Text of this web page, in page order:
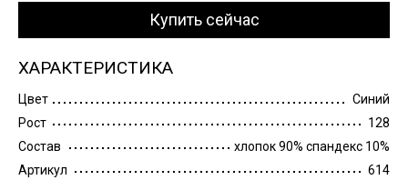
Купить сейчас
ХАРАКТЕРИСТИКА
Цвет
Синий
Рост
128
Состав
хлопок 90% спандекс 10%
Артикул
614